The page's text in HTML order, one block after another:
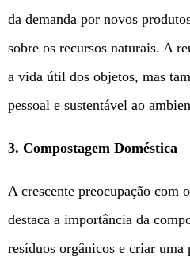
da demanda por novos
sobre os recursos naturais. A
a vida útil dos objetos, mas
pessoal e sustentável ao
3. Compostagem Doméstica
A crescente preocupação com
destaca a importância da
resíduos orgânicos e criar uma